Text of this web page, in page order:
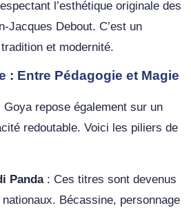
l’esthétique originale des
Jacques Debout. C’est un
et modernité.
: Entre Pédagogie et Magie
repose également sur un
redoutable. Voici les piliers de
Panda: Ces titres sont devenus
Bécassine, personnage